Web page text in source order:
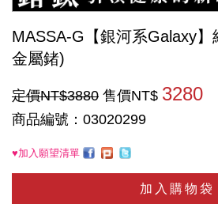
MASSA-G【銀河系Galaxy
金屬鍺)
定價NT$3880 售價NT$ 3280
商品編號：03020299
♥加入願望清單
加入購物袋